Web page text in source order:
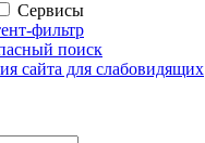
Cервисы
фильтр
поиск
сайта для слабовидящих